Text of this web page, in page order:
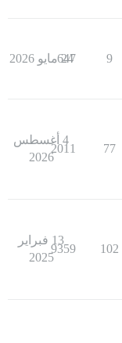
9
647
24 مايو 2026
77
2011
4 أغسطس
2026
102
9359
13 فبراير
2025